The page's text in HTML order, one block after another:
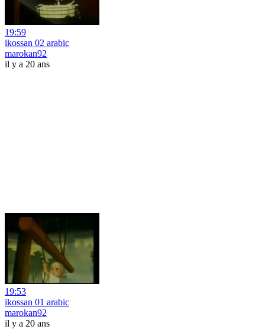
19:59
ikossan 02 arabic
marokan92
il y a 20 ans
19:53
ikossan 01 arabic
marokan92
il y a 20 ans